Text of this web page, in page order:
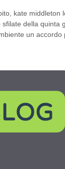
kate middleton
della quinta
un accordo